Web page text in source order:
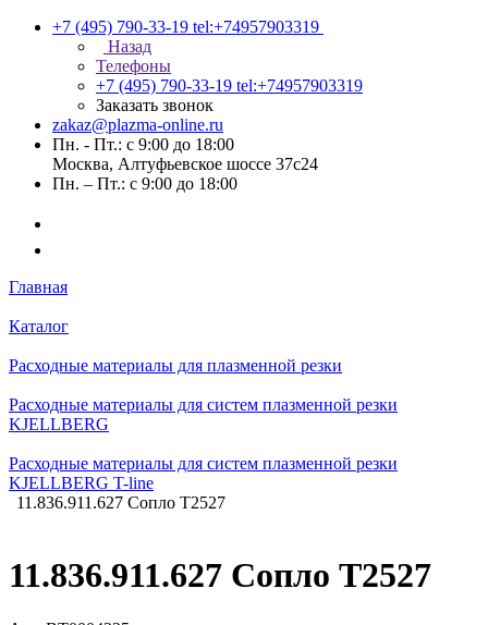
+7 (495) 790-33-19 tel:+74957903319
Назад
Телефоны
+7 (495) 790-33-19 tel:+74957903319
Заказать звонок
zakaz@plazma-online.ru
Пн. - Пт.: с 9:00 до 18:00
Москва, Алтуфьевское шоссе 37с24
Пн. – Пт.: с 9:00 до 18:00
Главная
Каталог
Расходные материалы для плазменной резки
Расходные материалы для систем плазменной резки
KJELLBERG
Расходные материалы для систем плазменной резки
KJELLBERG T-line
11.836.911.627 Сопло T2527
11.836.911.627 Сопло T2527